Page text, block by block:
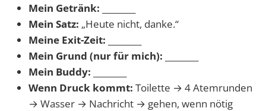
Mein Getränk:
Mein Satz: „Heute nicht, danke.“
Meine Exit-Zeit:
Mein Grund (nur für mich):
Mein Buddy:
Wenn Druck kommt: Toilette → 4 Atemrunden
→ Wasser → Nachricht → gehen, wenn nötig